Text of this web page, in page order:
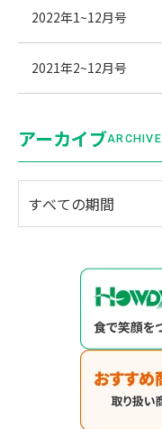
2022年1~12月号
2021年2~12月号
アーカイブARCHIVE